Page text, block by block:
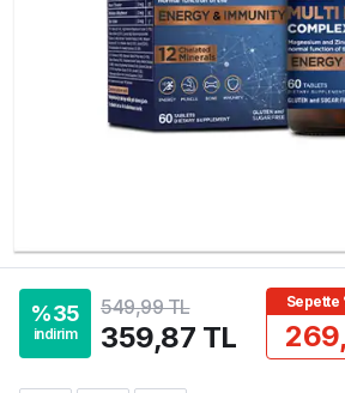
%35
indirim
549,99 TL
359,87 TL
Sepette